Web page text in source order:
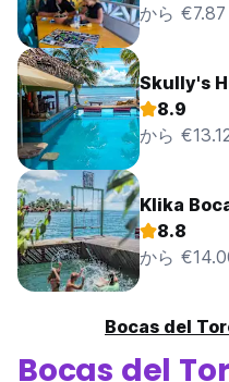
から €7.87
Skully's
8.9
から
Klika
8.8
から
Bocas del
Bocas del